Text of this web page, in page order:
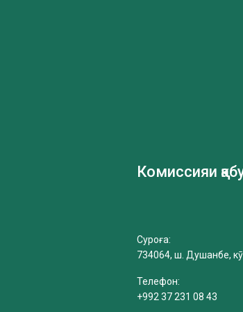
Комиссияи
Суроға:
734064, ш. Душанбе,
Телефон:
+992 37 231 08 43